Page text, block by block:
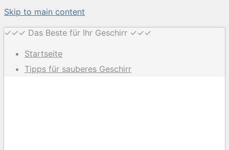
Skip to main content
✓✓✓ Das Beste für Ihr Geschirr ✓✓✓
Startseite
Tipps für sauberes Geschirr